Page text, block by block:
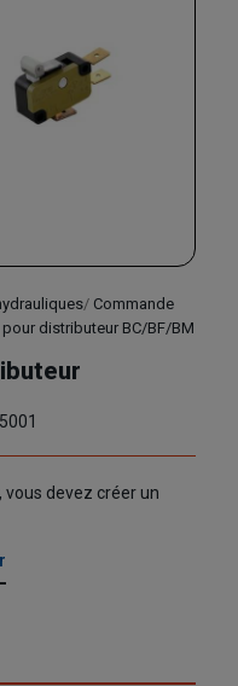
Commande
distributeur BC/BF/BM
devez créer un